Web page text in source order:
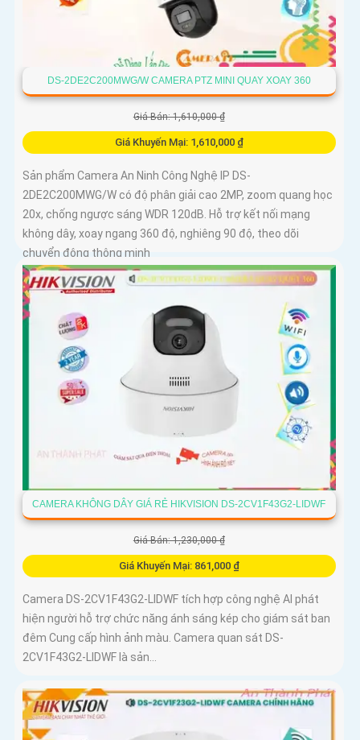
DS-2DE2C200MWG/W CAMERA PTZ MINI QUAY XOAY 360
Giá Bán: 1,610,000 ₫
Giá Khuyến Mại: 1,610,000 ₫
Sản phẩm Camera An Ninh Công Nghệ IP DS-
2DE2C200MWG/W có độ phân giải cao 2MP, zoom quang học
20x, chống ngược sáng WDR 120dB. Hỗ trợ kết nối mạng
không dây, xoay ngang 360 độ, nghiêng 90 độ, theo dõi
chuyển động thông minh
CAMERA KHÔNG DÂY GIÁ RẺ HIKVISION DS-2CV1F43G2-LIDWF
Giá Bán: 1,230,000 ₫
Giá Khuyến Mại: 861,000 ₫
Camera DS-2CV1F43G2-LIDWF tích hợp công nghệ AI phát
hiện người hỗ trợ chức năng ánh sáng kép cho giám sát ban
đêm Cung cấp hình ảnh màu. Camera quan sát DS-
2CV1F43G2-LIDWF là sản...